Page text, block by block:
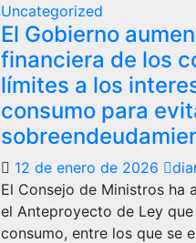
Uncategorized
El Gobierno
financiera de los
límites a los
consumo para
12 de enero de 2026
El Consejo de Ministros ha
el Anteproyecto de Ley
consumo, entre los que se